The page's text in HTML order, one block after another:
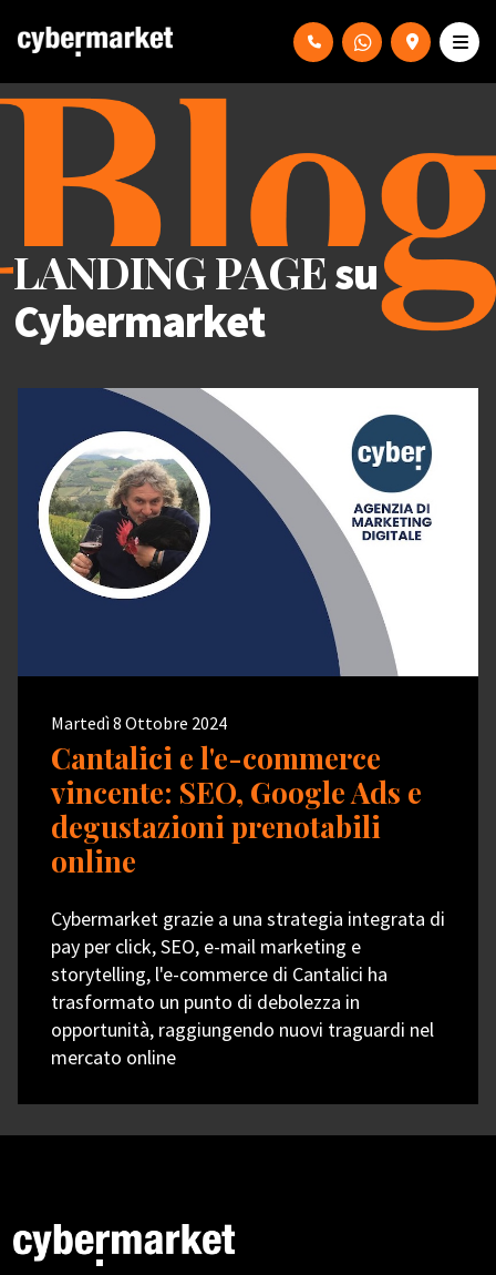
LANDING PAGEsu
Cybermarket
Martedì 8 Ottobre 2024
Cantalici e l'e-commerce
vincente: SEO, Google Ads e
degustazioni prenotabili
online
Cybermarket grazie a una strategia integrata di
pay per click, SEO, e-mail marketing e
storytelling, l'e-commerce di Cantalici ha
trasformato un punto di debolezza in
opportunità, raggiungendo nuovi traguardi nel
mercato online